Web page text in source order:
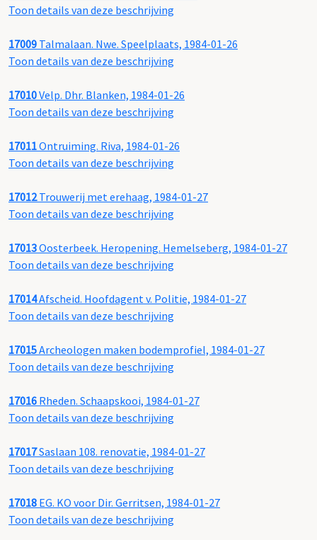
Toon details van deze beschrijving
17009 Talmalaan. Nwe. Speelplaats, 1984-01-26
Toon details van deze beschrijving
17010Velp. Dhr. Blanken, 1984-01-26
Toon details van deze beschrijving
17011Ontruiming. Riva, 1984-01-26
Toon details van deze beschrijving
17012Trouwerij met erehaag, 1984-01-27
Toon details van deze beschrijving
17013Oosterbeek. Heropening. Hemelseberg, 1984-01-27
Toon details van deze beschrijving
17014Afscheid. Hoofdagent v. Politie, 1984-01-27
Toon details van deze beschrijving
17015Archeologen maken bodemprofiel, 1984-01-27
Toon details van deze beschrijving
17016 Rheden. Schaapskooi, 1984-01-27
Toon details van deze beschrijving
17017Saslaan 108. renovatie, 1984-01-27
Toon details van deze beschrijving
17018 EG. KO voor Dir. Gerritsen, 1984-01-27
Toon details van deze beschrijving